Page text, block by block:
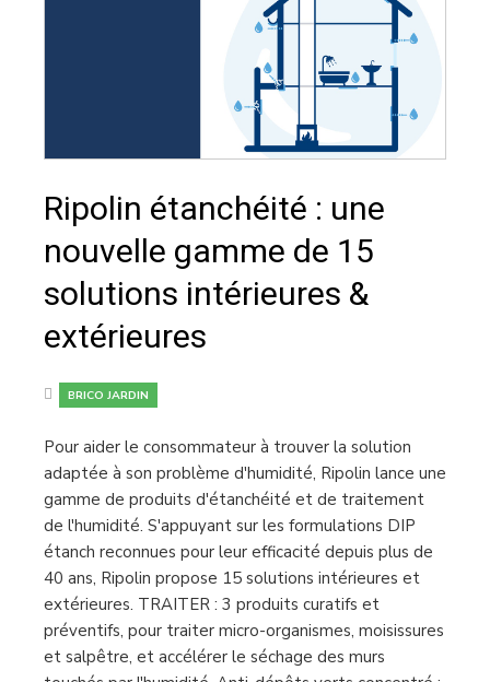
Ripolin étanchéité : une
nouvelle gamme de 15
solutions intérieures &
extérieures
BRICO JARDIN
Pour aider le consommateur à trouver la solution
adaptée à son problème d'humidité, Ripolin lance une
gamme de produits d'étanchéité et de traitement
de l'humidité. S'appuyant sur les formulations DIP
étanch reconnues pour leur efficacité depuis plus de
40 ans, Ripolin propose 15 solutions intérieures et
extérieures. TRAITER : 3 produits curatifs et
préventifs, pour traiter micro-organismes, moisissures
et salpêtre, et accélérer le séchage des murs